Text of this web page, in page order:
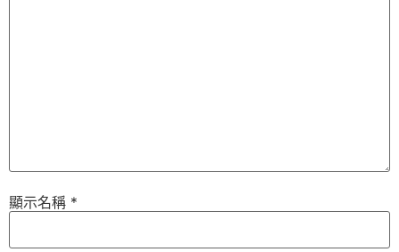
顯示名稱 *